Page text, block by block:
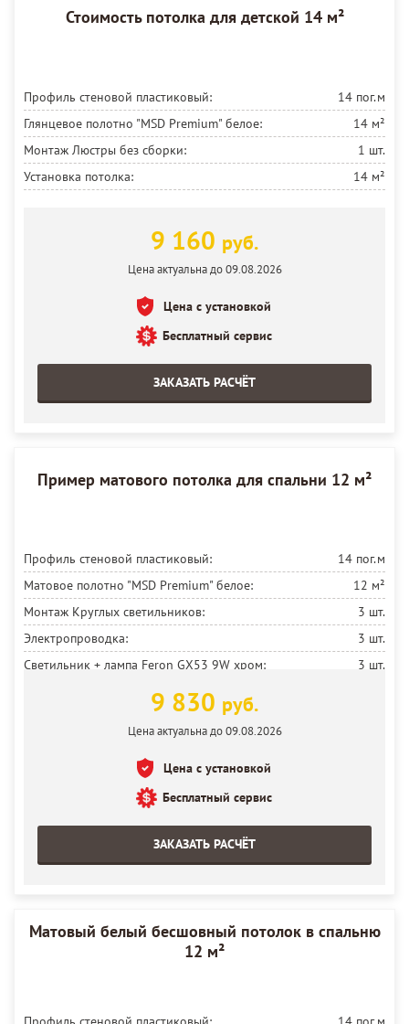
Стоимость потолка для детской 14 м²
Профиль стеновой пластиковый:
14 пог.м
Глянцевое полотно "MSD Premium" белое:
14 м²
Монтаж Люстры без сборки:
1 шт.
Установка потолка:
14 м²
9 160 руб.
Цена актуальна до 09.08.2026
Цена с установкой
Бесплатный сервис
ЗАКАЗАТЬ РАСЧЁТ
Пример матового потолка для спальни 12 м²
Профиль стеновой пластиковый:
14 пог.м
Матовое полотно "MSD Premium" белое:
12 м²
Монтаж Круглых светильников:
3 шт.
Электропроводка:
3 шт.
Светильник + лампа Feron GX53 9W хром:
3 шт.
9 830 руб.
Цена актуальна до 09.08.2026
Цена с установкой
Бесплатный сервис
ЗАКАЗАТЬ РАСЧЁТ
Матовый белый бесшовный потолок в спальню
12 м²